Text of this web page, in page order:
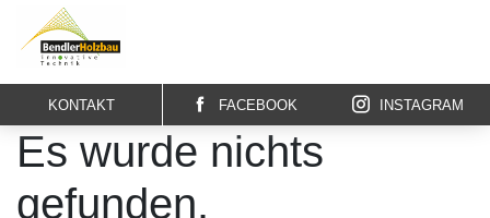
Zum Inhalt springen
KONTAKT FACEBOOK INSTAGRAM
Es wurde nichts
gefunden.